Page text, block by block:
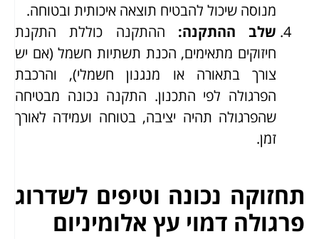
מנוסה שיכול להבטיח תוצאה איכותית ובטוחה.
שלב ההתקנה: ההתקנה כוללת התקנת
חיזוקים מתאימים, הכנת תשתיות חשמל (אם יש
צורך בתאורה או מנגנון חשמלי), והרכבת
הפרגולה לפי התכנון. התקנה נכונה מבטיחה
שהפרגולה תהיה יציבה, בטוחה ועמידה לאורך
זמן.
תחזוקה נכונה וטיפים לשדרוג
פרגולה דמוי עץ אלומיניום